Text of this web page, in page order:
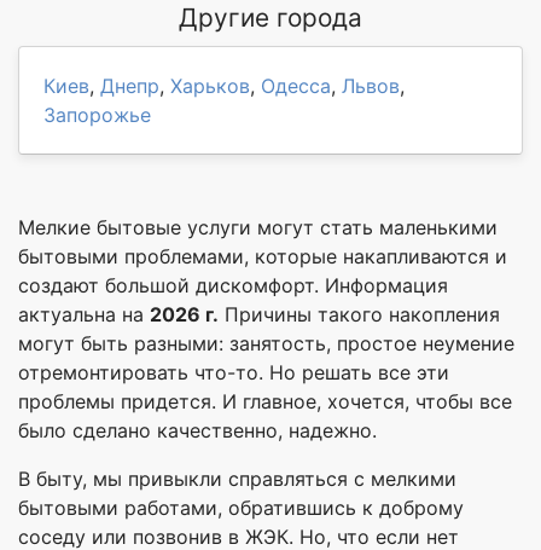
Другие города
Киев, Днепр, Харьков, Одесса, Львов,
Запорожье
Мелкие бытовые услуги могут стать маленькими
бытовыми проблемами, которые накапливаются и
создают большой дискомфорт. Информация
актуальна на 2026 г. Причины такого накопления
могут быть разными: занятость, простое неумение
отремонтировать что-то. Но решать все эти
проблемы придется. И главное, хочется, чтобы все
было сделано качественно, надежно.
В быту, мы привыкли справляться с мелкими
бытовыми работами, обратившись к доброму
соседу или позвонив в ЖЭК. Но, что если нет